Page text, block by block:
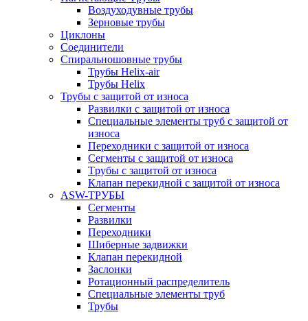
Воздуходувные трубы
Зерновые трубы
Циклоны
Соединители
Спиральношовные трубы
Трубы Helix-air
Трубы Helix
Трубы с защитой от износа
Развилки с защитой от износа
Специальные элементы труб с защитой от
износа
Переходники с защитой от износа
Сегменты с защитой от износа
Tрубы с защитой от износа
Клапан перекидной с защитой от износа
ASW-ТРУБЫ
Сегменты
Развилки
Переходники
Шиберные задвижки
Клапан перекидной
Заслонки
Ротационный распределитель
Специальные элементы труб
Трубы